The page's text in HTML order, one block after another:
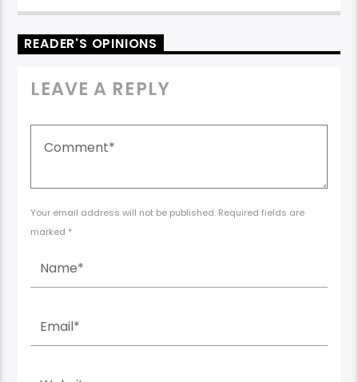
READER'S OPINIONS
LEAVE A REPLY
Your email address will not be published. Required fields are
marked *